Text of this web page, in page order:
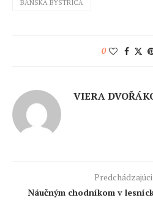
BANSKÁ BYSTRICA
0
VIERA
Náučným chodníkom v